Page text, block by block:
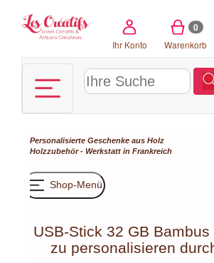
Ihr Konto
0
Warenkorb
Personalisierte Geschenke aus Holz
Holzzubehör - Werkstatt in Frankreich
Shop-Menü
USB-Stick 32 GB
zu personalisieren